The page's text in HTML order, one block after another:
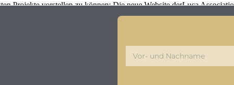
Projekte vorstellen zu können: Die neue Website derLuca